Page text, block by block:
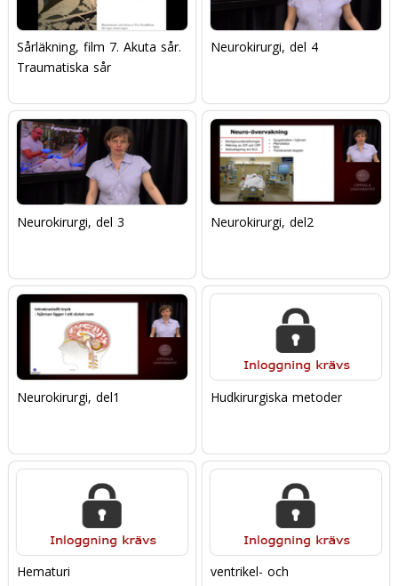
Sårläkning, film 7. Akuta sår.
Traumatiska sår
Neurokirurgi, del 4
Neurokirurgi, del 3 Neurokirurgi, del2
Neurokirurgi, del1 Hudkirurgiska metoder
Hematuri
ventrikel- och